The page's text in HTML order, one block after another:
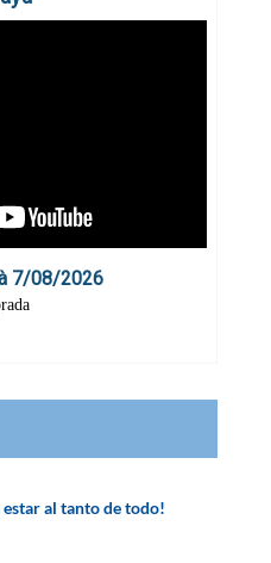
estar al tanto de todo!